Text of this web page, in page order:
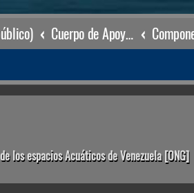
Cuerpo de Apoyo & Salvamento Marítimo (órgano operacional)
los espacios Acuáticos de Venezuela [ONG]